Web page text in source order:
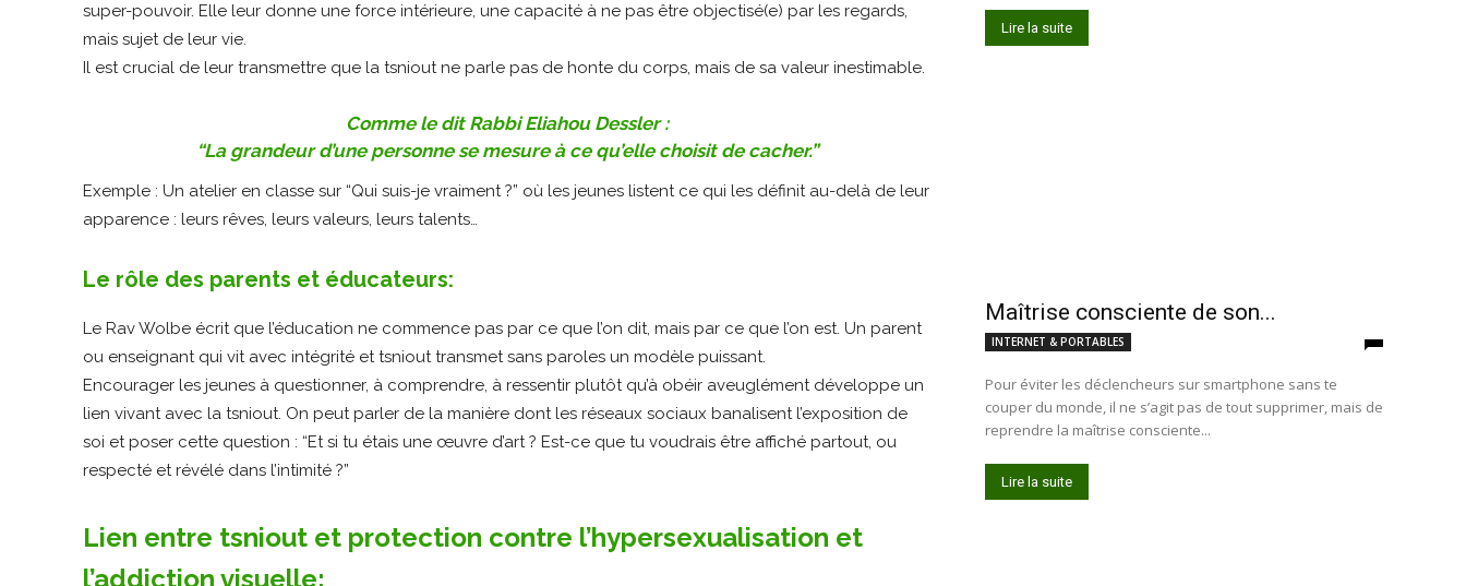
super-pouvoir. Elle leur donne une force intérieure, une capacité à ne pas être objectisé(e) par les regards,
mais sujet de leur vie.
Il est crucial de leur transmettre que la tsniout ne parle pas de honte du corps, mais de sa valeur inestimable.
Comme le dit Rabbi Eliahou Dessler :
“La grandeur d’une personne se mesure à ce qu’elle choisit de cacher.”
Exemple : Un atelier en classe sur “Qui suis-je vraiment ?” où les jeunes listent ce qui les définit au-delà de leur
apparence : leurs rêves, leurs valeurs, leurs talents…
Le rôle des parents et éducateurs:
Le Rav Wolbe écrit que l’éducation ne commence pas par ce que l’on dit, mais par ce que l’on est. Un parent
ou enseignant qui vit avec intégrité et tsniout transmet sans paroles un modèle puissant.
Encourager les jeunes à questionner, à comprendre, à ressentir plutôt qu’à obéir aveuglément développe un
lien vivant avec la tsniout. On peut parler de la manière dont les réseaux sociaux banalisent l’exposition de
soi et poser cette question : “Et si tu étais une œuvre d’art ? Est-ce que tu voudrais être affiché partout, ou
respecté et révélé dans l’intimité ?”
Lien entre tsniout et protection contre l’hypersexualisation et
l’addiction visuelle:
Lire la suite
Maîtrise consciente de son...
INTERNET & PORTABLES
Pour éviter les déclencheurs sur smartphone sans te
couper du monde, il ne s’agit pas de tout supprimer, mais de
reprendre la maîtrise consciente...
Lire la suite